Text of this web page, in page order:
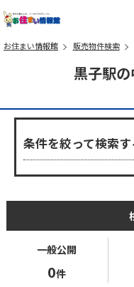
お住まい情報館 販売物件検索
黒子駅
条件を絞って検索す
一般公開
0件